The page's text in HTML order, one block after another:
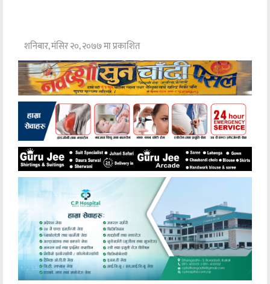
शनिबार, मंसिर २०, २०७७ मा प्रकाशित